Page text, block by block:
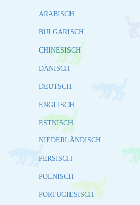
ARABISCH
BULGARISCH
CHINESISCH
DÄNISCH
DEUTSCH
ENGLISCH
ESTNISCH
NIEDERLÄNDISCH
PERSISCH
POLNISCH
PORTUGIESISCH